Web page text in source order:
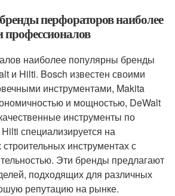
перфораторов наиболее
наиболее популярны бренды
и Hilti. Bosch известен своими
инструментами, Makita
и мощностью, DeWalt
инструменты по
специализируется на
инструментах с
Эти бренды предлагают
подходящих для различных
репутацию на рынке.